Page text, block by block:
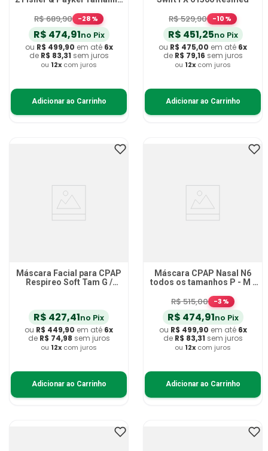
R$689,90 -28%
R$ 474,91no Pix
ou R$ 499,90 em até 6x
de R$ 83,31 sem juros
ou 12x com juros
Adicionar ao Carrinho
R$529,90 -10%
R$ 451,25no Pix
ou R$ 475,00 em até 6x
de R$ 79,16 sem juros
ou 12x com juros
Adicionar ao Carrinho
Máscara Facial para CPAP
Respireo Soft Tam G /
R$ 427,41no Pix
ou R$ 449,90 em até 6x
de R$ 74,98 sem juros
ou 12x com juros
Adicionar ao Carrinho
Máscara CPAP Nasal N6
todos os tamanhos P - M -
R$515,00 -3%
R$ 474,91no Pix
ou R$ 499,90 em até 6x
de R$ 83,31 sem juros
ou 12x com juros
Adicionar ao Carrinho